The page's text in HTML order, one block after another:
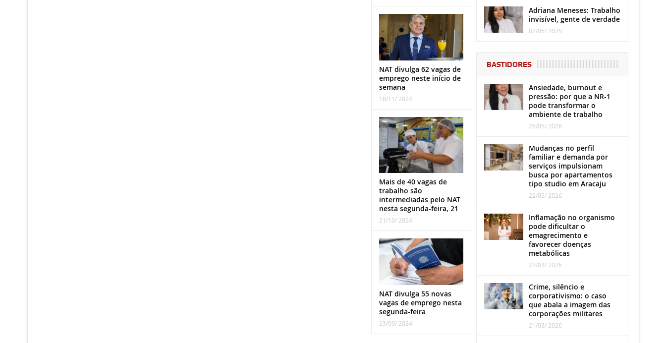
NAT divulga 62 vagas de
emprego neste início de
semana
18/11/ 2024
Mais de 40 vagas de
trabalho são
intermediadas pelo NAT
nesta segunda-feira, 21
21/10/ 2024
NAT divulga 55 novas
vagas de emprego nesta
segunda-feira
23/09/ 2024
Adriana Meneses: Trabalho
invisível, gente de verdade
02/05/ 2025
BASTIDORES
Ansiedade, burnout e
pressão: por que a NR-1
pode transformar o
ambiente de trabalho
26/05/ 2026
Mudanças no perfil
familiar e demanda por
serviços impulsionam
busca por apartamentos
tipo studio em Aracaju
22/05/ 2026
Inflamação no organismo
pode dificultar o
emagrecimento e
favorecer doenças
metabólicas
23/03/ 2026
Crime, silêncio e
corporativismo: o caso
que abala a imagem das
corporações militares
21/03/ 2026